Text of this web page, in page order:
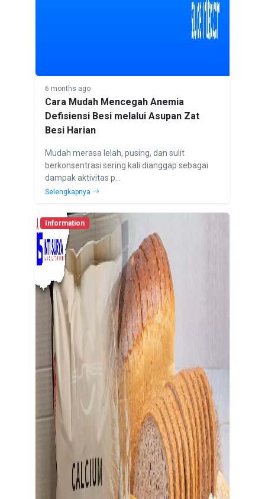
6 months ago
Cara Mudah Mencegah Anemia
Defisiensi Besi melalui Asupan Zat
Besi Harian
Mudah merasa lelah, pusing, dan sulit
berkonsentrasi sering kali dianggap sebagai
dampak aktivitas p...
Selengkapnya
Information